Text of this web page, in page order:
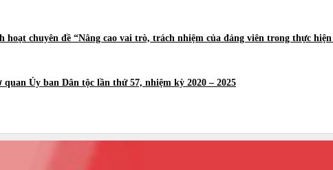
hoạt chuyên đề “Nâng cao vai trò, trách nhiệm của đảng viên trong thực
Ủy ban Dân tộc lần thứ 57, nhiệm kỳ 2020 – 2025